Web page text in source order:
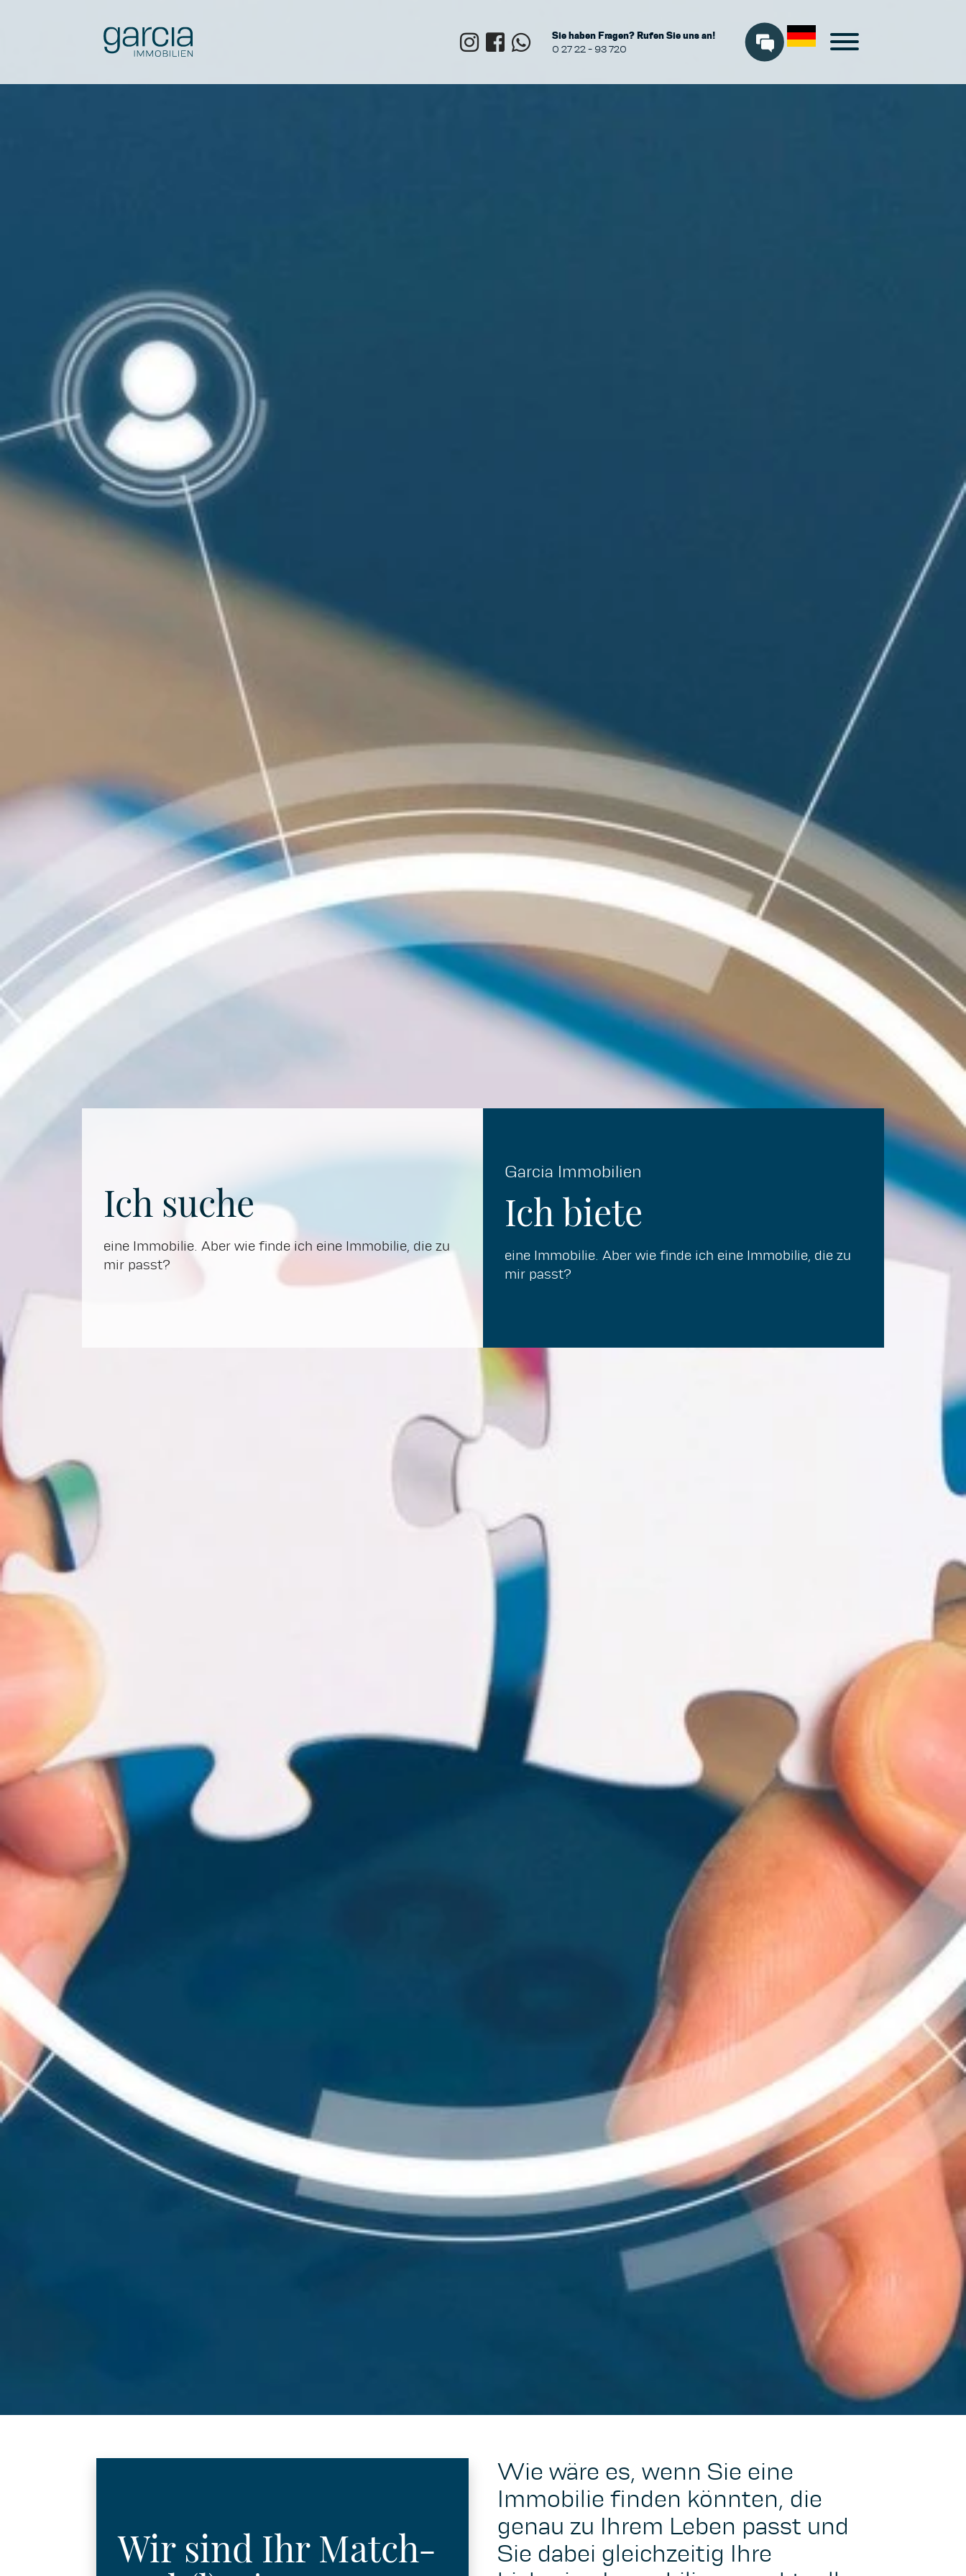
Sie haben Fragen? Rufen Sie uns an!
0 27 22 - 93 720
Ich suche
eine Immobilie. Aber wie finde ich eine Immobilie, die zu
mir passt?
Garcia Immobilien
Ich biete
eine Immobilie. Aber wie finde ich eine Immobilie, die zu
mir passt?
Wir sind Ihr Match-
Wie wäre es, wenn Sie eine
Immobilie finden könnten, die
genau zu Ihrem Leben passt und
Sie dabei gleichzeitig Ihre